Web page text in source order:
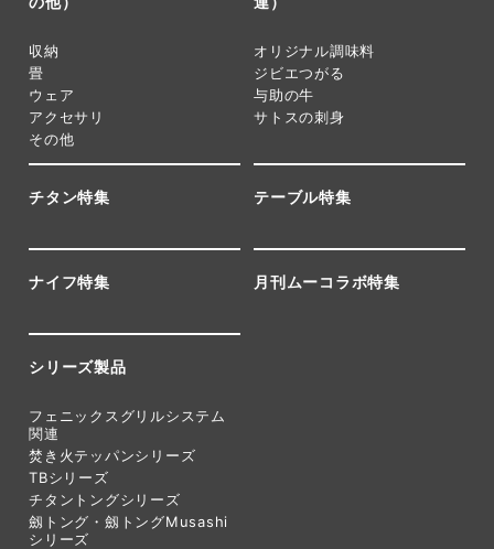
収納
畳
ウェア
アクセサリ
その他
オリジナル調味料
ジビエつがる
与助の牛
サトスの刺身
チタン特集 テーブル特集
ナイフ特集 月刊ムーコラボ特集
シリーズ製品
フェニックスグリルシステム
関連
焚き火テッパンシリーズ
TBシリーズ
チタントングシリーズ
劔トング・劔トングMusashi
シリーズ